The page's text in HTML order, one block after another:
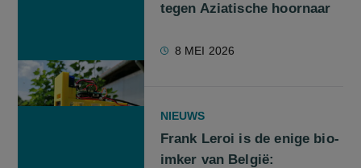
tegen Aziatische hoornaar
8 MEI 2026
NIEUWS
Frank Leroi is de enige bio-
imker van België: